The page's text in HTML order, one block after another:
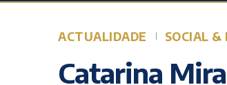
ACTUALIDADE SOCIAL &
Catarina